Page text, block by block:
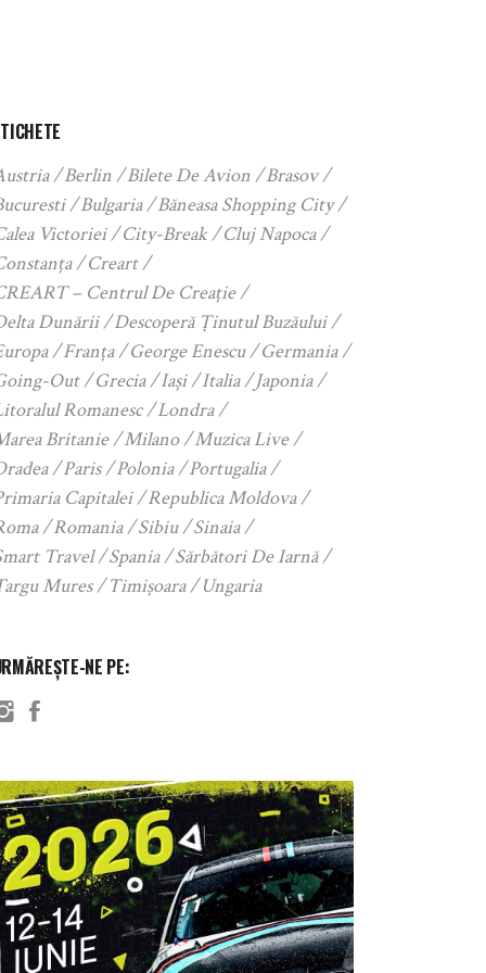
Berlin Bilete De Avion
Brasov
Bulgaria
Băneasa Shopping City
Victoriei
City-Break
Cluj Napoca
Creart
– Centrul De Creație
Dunării
Descoperă Ținutul Buzăului
Franța George Enescu
Germania
Out
Grecia Iași Italia
Japonia
Romanesc
Londra
Britanie
Milano
Muzica Live
Paris Polonia
Portugalia
Capitalei
Republica Moldova
Romania Sibiu
Sinaia
Travel
Spania
Sărbători De Iarnă
Mures
Timișoara Ungaria
NE PE: